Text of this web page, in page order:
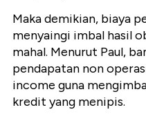
Maka demikian, biaya
menyaingi imbal hasil
mahal. Menurut Paul,
pendapatan non
income guna
kredit yang menipis.